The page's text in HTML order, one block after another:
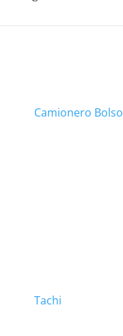
Camionero Bolso
Tachi